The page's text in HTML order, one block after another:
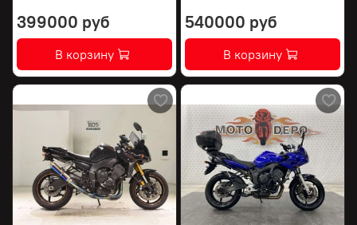
399000 руб
В корзину
540000 руб
В корзину